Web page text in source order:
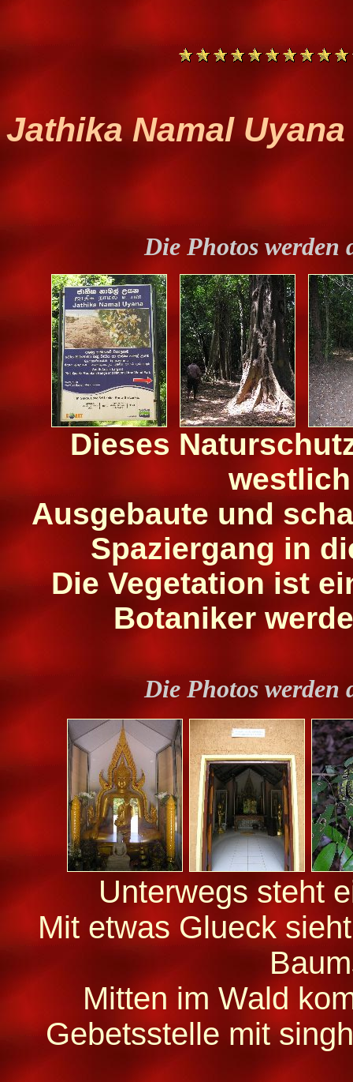
Jathika Namal
Die Photos
Dieses
Ausgebaute und
Spaziergang in
Die Vegetation ist
Botaniker
Die Photos
Unterwegs steht
Mit etwas Glueck
Mitten im Wald
Gebetsstelle mit